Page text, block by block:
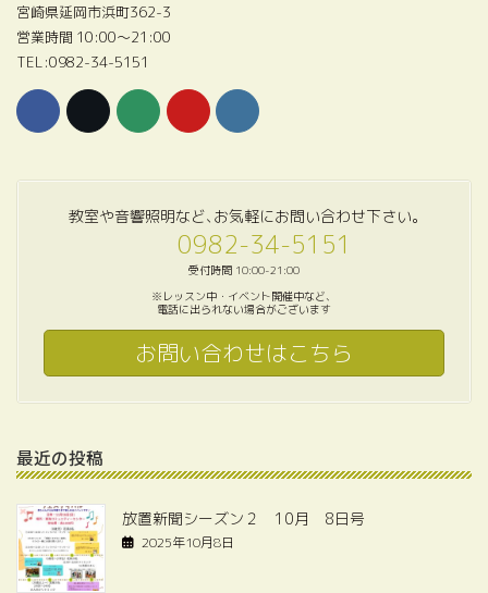
宮崎県延岡市浜町362-3
営業時間 10:00〜21:00
TEL:0982-34-5151
教室や音響照明など､お気軽にお問い合わせ下さい｡
0982-34-5151
受付時間 10:00-21:00
※レッスン中・イベント開催中など、
電話に出られない場合がございます
お問い合わせはこちら
最近の投稿
放置新聞シーズン２ 10月 8日号
2025年10月8日